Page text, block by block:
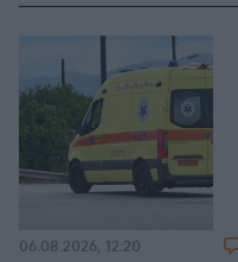
06.08.2026, 12:20